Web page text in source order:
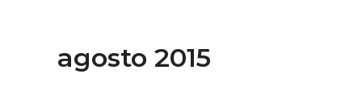
agosto 2015